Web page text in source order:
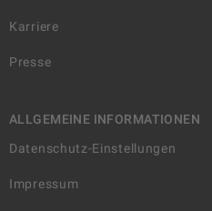
Karriere
Presse
ALLGEMEINE INFORMATIONEN
Datenschutz-Einstellungen
Impressum